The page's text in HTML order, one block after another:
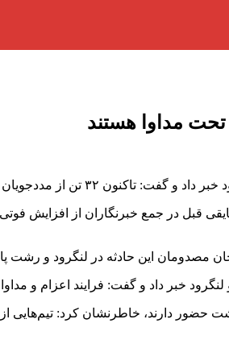
از ۱۵ تن دیگر تحت مداوا قرار دارند.
قبل در جمع خبرنگاران از افزایش
جان مصدومان این حادثه در لنگرود و رشت
خبر داد و گفت: فرایند اعزام و
دارند، خاطرنشان کرد: تیم‌هایی از